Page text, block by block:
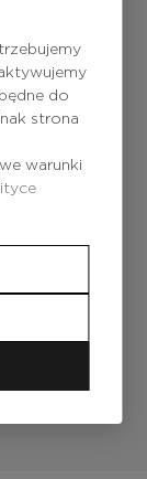
do
strona
warunki